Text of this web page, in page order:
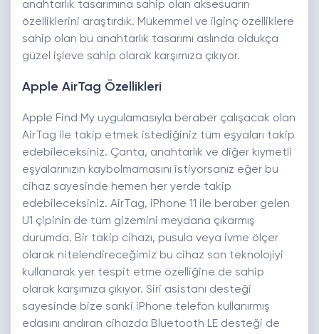
anahtarlık tasarımına sahip olan aksesuarın
özelliklerini araştırdık. Mükemmel ve ilginç özelliklere
sahip olan bu anahtarlık tasarımı aslında oldukça
güzel işleve sahip olarak karşımıza çıkıyor.
Apple AirTag Özellikleri
Apple Find My uygulamasıyla beraber çalışacak olan
AirTag ile takip etmek istediğiniz tüm eşyaları takip
edebileceksiniz. Çanta, anahtarlık ve diğer kıymetli
eşyalarınızın kaybolmamasını istiyorsanız eğer bu
cihaz sayesinde hemen her yerde takip
edebileceksiniz. AirTag, iPhone 11 ile beraber gelen
U1 çipinin de tüm gizemini meydana çıkarmış
durumda. Bir takip cihazı, pusula veya ivme ölçer
olarak nitelendireceğimiz bu cihaz son teknolojiyi
kullanarak yer tespit etme özelliğine de sahip
olarak karşımıza çıkıyor. Siri asistanı desteği
sayesinde bize sanki iPhone telefon kullanırmış
edasını andıran cihazda Bluetooth LE desteği de